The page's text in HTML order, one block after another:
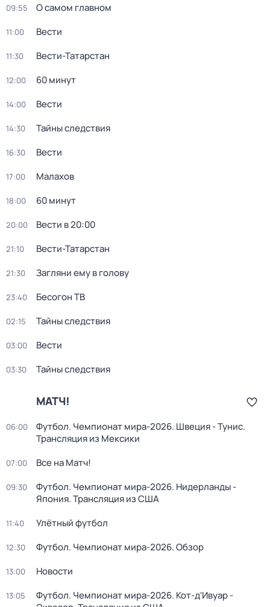
09:55 О самом главном
11:00 Вести
11:30 Вести-Татарстан
12:00 60 минут
14:00 Вести
14:30 Тайны следствия
16:30 Вести
17:00 Малахов
18:00 60 минут
20:00 Вести в 20:00
21:10 Вести-Татарстан
21:30 Загляни ему в голову
23:40 Бесогон ТВ
02:15 Тайны следствия
03:00 Вести
03:30 Тайны следствия
МАТЧ!
06:00
Футбол. Чемпионат мира-2026. Швеция - Тунис.
Трансляция из Мексики
07:00 Все на Матч!
09:30
Футбол. Чемпионат мира-2026. Нидерланды -
Япония. Трансляция из США
11:40 Улётный футбол
12:30 Футбол. Чемпионат мира-2026. Обзор
13:00 Новости
13:05
Футбол. Чемпионат мира-2026. Кот-д'Ивуар -